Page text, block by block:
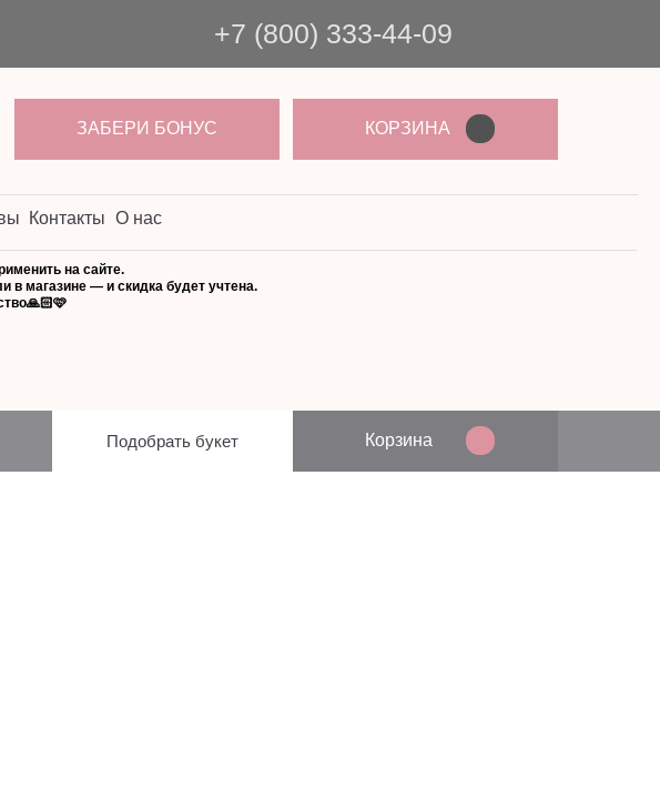
на сайте.
в магазине — и скидка будет учтена.
КОРЗИНА
ЗАБЕРИ БОНУС
О нас
Контакты
+7 (800) 333-44-09
Подобрать букет Корзина